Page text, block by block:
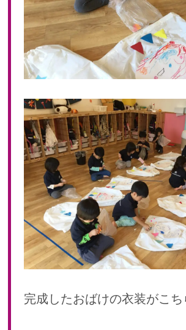
完成したおばけの衣装がこち